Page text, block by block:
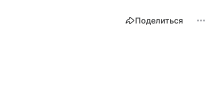
Поделиться